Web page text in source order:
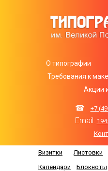
О типографии
Требования к
Акции
☎ +7
Email:
Визитки Листовки
Календари
Блокноты